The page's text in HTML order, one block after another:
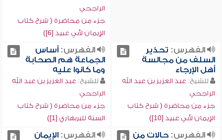
الراجحي
جزء من محاضرة ( شرح كتاب
الإيمان لأبي عبيد [6])
الفهرس: تحذير
السلف من مجالسة
أهل الإرجاء
للشيخ: عبد العزيز بن عبد الله
الراجحي
جزء من محاضرة ( شرح كتاب
الإيمان لأبي عبيد [10])
الفهرس:أساس
الجماعة هم الصحابة
وما كانوا عليه
للشيخ: عبد العزيز بن عبد الله
الراجحي
جزء من محاضرة ( شرح كتاب
السنة للبربهاري [1])
الفهرس:حالات من
الفهرس:الإيمان